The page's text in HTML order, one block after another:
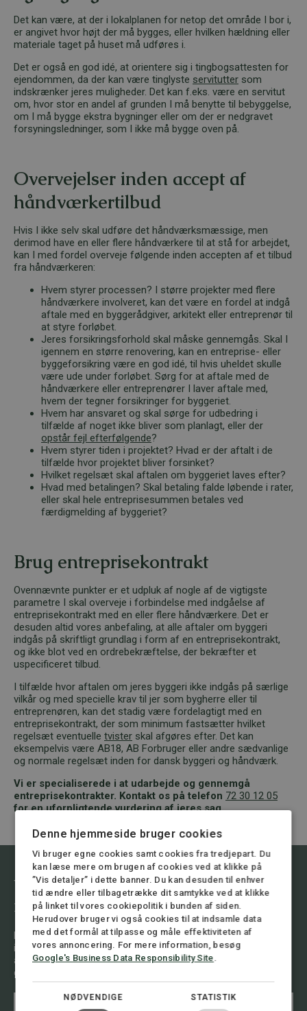
Det kan være, at der i lokalplanen for netop det område I bor i,
er angivet hvor højt der må bygges, eller hvilken hældning eller
materiale taget på huset må udføres i.
Det er også en god idé, at orientere sig i tingbogsattesten for
ejendommen, da der kan være tinglyste servitutter som
indskrænker jeres muligheder. Det kan f.eks. være en servitut
om, hvor stor en andel af grunden I må benytte til bebyggelse,
om I må bygge ekstra bygninger eller om der er nedgravet
forsyningsledninger, som I ikke må bygge oven på.
Overvejelser inden accept af
håndværkertilbud
Hvis I ikke selv skal udføre det håndværksmæssige, men
derimod have en eller flere håndværkere til at stå for arbejdet,
kan I med fordel overveje følgende inden accepten af et tilbud
fra håndværkeren:
Hvem styrer processen? I større projekter med flere
håndværkere involveret, kan det være en fordel at indgå
aftale med en byggerådgiver, arkitekt eller entreprenør til
at styre forløbet.
Jeres forsikringsforhold skal måske gennemgås. Skal I
igennem en større renovering, kan en entreprise- eller
byggeforsikring være en god idé, til hvis uheldet skulle
være ude under forløbet. Sørg for at aftale med de
håndværkere eller entreprenører I laver aftale med,
hvem der tegner forsikringer for byggeriet.
Hvem har ansvaret og skal sørge for udbedring i
tilfælde af noget ikke bliver som planlagt, eller der
opstår fejl efterfølgende?
Hvem styrer tiden i projektet? Hvad er der aftalt i de
tilfælde hvor projektet bliver forsinket?
Hvilket regelsæt skal aftalen om byggeriet laves efter?
Hvad med betalingen? Skal betaling falde løbende i rater,
eller skal hele entreprisesummen betales ved
færdigmelding af byggeriet?
Brug entreprisekontrakt
Ovennævnte punkter er et udpluk af nogle af de vigtigste
parametre I skal overveje i forbindelse med indgåelse af
entreprisekontrakt med en eller flere håndværkere. Det er
desuden altid vores anbefaling, at alle aftaler om byggeri
indgås på skriftligt grundlag i form af en entreprisekontrakt,
og ikke blot ved en ordrebekræftelse, der bekræfter et
uspecificeret tilbud.
I tilfælde hvor aftalen om jeres byggeri ikke indgås på særlige
vilkår og med specielle krav til jer som bygherre eller til
entreprenøren, kan det stadig være fordelagtigt med en
entreprisekontrakt, der som minimum fastsætter hvilket
regelsæt eventuelle tvister skal afgøres efter. Det kan
eksempelvis være AB18, AB Forbruger eller andre sædvanlige
og normale regelsæt inden for dansk byggeri og håndværk.
Vi er specialiserede i at udarbejde og gennemgå
entreprisekontrakter. Kontakt os på telefon 72 30 12 05
for en uforpligtende vurdering af jeres sag.
Vil du vide mere om emnet, kontakt
mig.
Du er altid velkommen til at henvende dig til os og få en
indledende drøftelse af din sag. Vi har stor erfaring i at
analysere situationen og give dig råd om, hvad der er bedst at
gøre.
Denne hjemmeside bruger cookies
Vi bruger egne cookies samt cookies fra tredjepart. Du
kan læse mere om brugen af cookies ved at klikke på
”Vis detaljer” i dette banner. Du kan desuden til enhver
tid ændre eller tilbagetrække dit samtykke ved at klikke
på linket til vores cookiepolitik i bunden af siden.
Herudover bruger vi også cookies til at indsamle data
med det formål at tilpasse og måle effektiviteten af
vores annoncering. For mere information, besøg
Google's Business Data Responsibility Site
NØDVENDIGE STATISTIK